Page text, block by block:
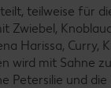
teilweise für
Zwiebel,
Harissa, Curry,
wird mit Sahne
Petersilie und